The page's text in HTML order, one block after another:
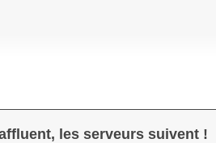
les serveurs suivent !